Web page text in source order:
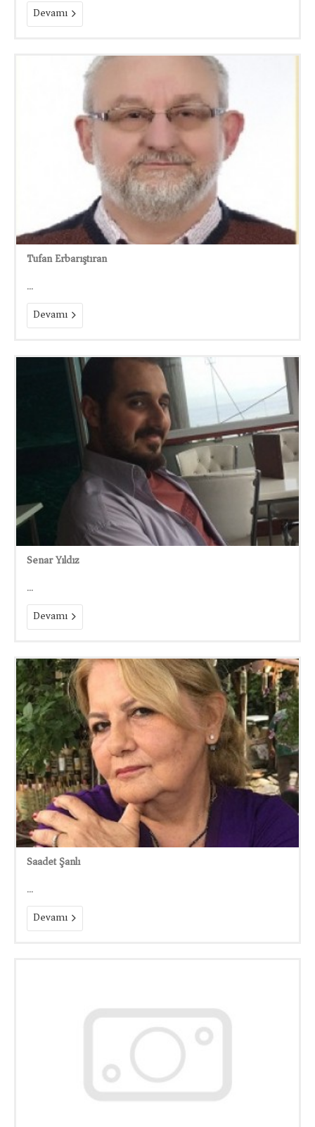
Devamı
Tufan Erbarıştıran
...
Devamı
Senar Yıldız
...
Devamı
Saadet Şanlı
...
Devamı